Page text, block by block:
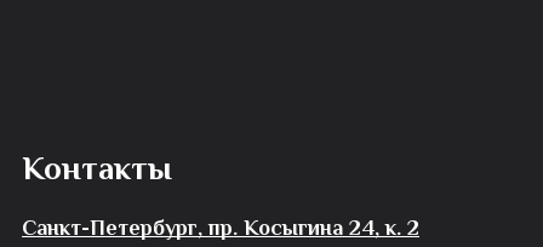
Контакты
Санкт-Петербург, пр. Косыгина 24, к. 2